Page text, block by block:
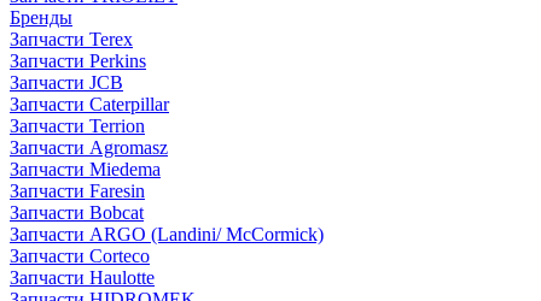
Бренды
Запчасти Terex
Запчасти Perkins
Запчасти JCB
Запчасти Caterpillar
Запчасти Terrion
Запчасти Agromasz
Запчасти Miedema
Запчасти Faresin
Запчасти Bobcat
Запчасти ARGO (Landini/ McCormick)
Запчасти Corteco
Запчасти Haulotte